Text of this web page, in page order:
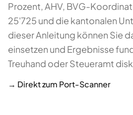
Prozent, AHV, BVG-
25'725 und die kantonalen
dieser Anleitung können Sie
einsetzen und Ergebnisse
Treuhand oder Steueramt
→ Direkt zum Port-Scanner